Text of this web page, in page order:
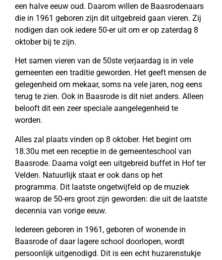
een halve eeuw oud. Daarom willen de Baasrodenaars
die in 1961 geboren zijn dit uitgebreid gaan vieren. Zij
nodigen dan ook iedere 50-er uit om er op zaterdag 8
oktober bij te zijn.
Het samen vieren van de 50ste verjaardag is in vele
gemeenten een traditie geworden. Het geeft mensen de
gelegenheid om mekaar, soms na vele jaren, nog eens
terug te zien. Ook in Baasrode is dit niet anders. Alleen
belooft dit een zeer speciale aangelegenheid te
worden.
Alles zal plaats vinden op 8 oktober. Het begint om
18.30u met een receptie in de gemeenteschool van
Baasrode. Daarna volgt een uitgebreid buffet in Hof ter
Velden. Natuurlijk staat er ook dans op het
programma. Dit laatste ongetwijfeld op de muziek
waarop de 50-ers groot zijn geworden: die uit de laatste
decennia van vorige eeuw.
Iedereen geboren in 1961, geboren of wonende in
Baasrode of daar lagere school doorlopen, wordt
persoonlijk uitgenodigd. Dit is een echt huzarenstukje